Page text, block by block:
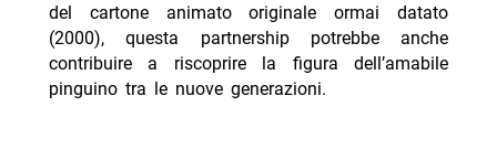
del cartone animato originale ormai datato
(2000), questa partnership potrebbe anche
contribuire a riscoprire la figura dell’amabile
pinguino tra le nuove generazioni.